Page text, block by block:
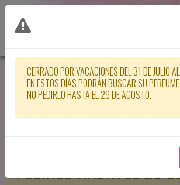
CERRADO POR
DE JULIO AL 29 DE
ESTOS DÍAS PODRÁN
PERFUME EN LA WEB
PEDIRLO HASTA EL 29
CERRADO POR VACACIONES DEL 31 DE JULIO
EN ESTOS DÍAS PODRÁN BUSCAR SU
NO PEDIRLO HASTA EL 29 DE AGOSTO.